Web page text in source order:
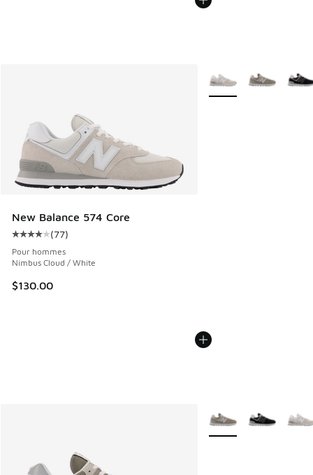
New Balance 574 Core
Cote moyenne du client - [4 sur 5 étoiles], 77
(77)
Pour hommes
Nimbus Cloud / White
$130.00
Plus de couleurs
Plus de couleurs